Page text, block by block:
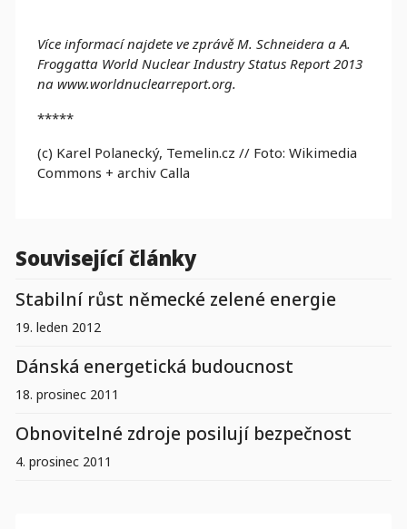
Více informací najdete ve zprávě M. Schneidera a A.
Froggatta World Nuclear Industry Status Report 2013
na www.worldnuclearreport.org.
*****
(c) Karel Polanecký, Temelin.cz // Foto: Wikimedia
Commons + archiv Calla
Související články
Stabilní růst německé zelené energie
19. leden 2012
Dánská energetická budoucnost
18. prosinec 2011
Obnovitelné zdroje posilují bezpečnost
4. prosinec 2011